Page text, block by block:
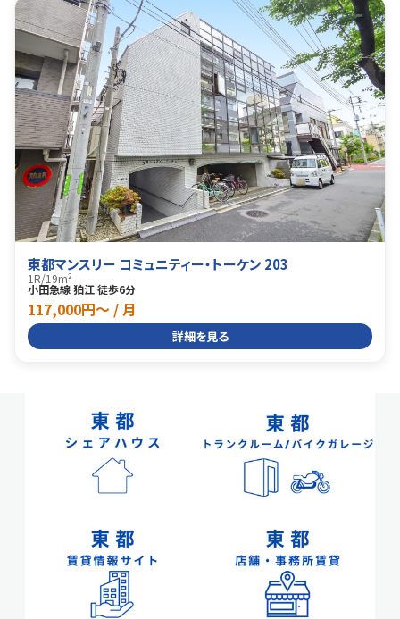
東都マンスリー コミュニティー・トーケン 203
1R/19m²
小田急線 狛江 徒歩6分
117,000円〜 / 月
詳細を見る